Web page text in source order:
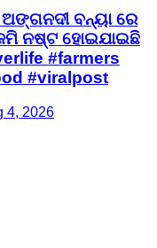
ଅଙ୍ଗନଦୀ ବନ୍ୟା ରେ
ନଷ୍ଟ ହୋଇଯାଇଛି
#farmers
#viralpost
4, 2026